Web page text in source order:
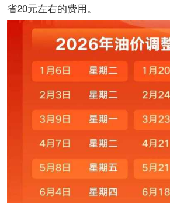
省20元左右的费用。